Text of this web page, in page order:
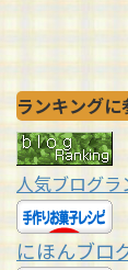
ランキング
人気ブログラ
にほんブロ